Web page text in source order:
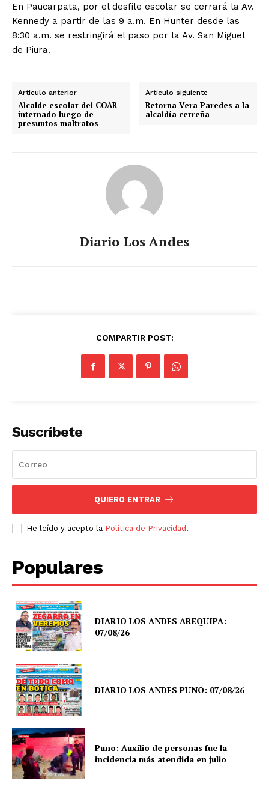
En Paucarpata, por el desfile escolar se cerrará la Av.
Kennedy a partir de las 9 a.m. En Hunter desde las
8:30 a.m. se restringirá el paso por la Av. San Miguel
de Piura.
Artículo anterior
Alcalde escolar del COAR
internado luego de
presuntos maltratos
Artículo siguiente
Retorna Vera Paredes a la
alcaldía cerreña
Diario Los Andes
COMPARTIR POST:
Suscríbete
QUIERO ENTRAR
He leído y acepto la Política de Privacidad .
Populares
DIARIO LOS ANDES AREQUIPA:
07/08/26
DIARIO LOS ANDES PUNO: 07/08/26
Puno: Auxilio de personas fue la
incidencia más atendida en julio